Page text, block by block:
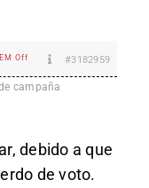
EM Off #3182959
campaña
debido a que
de voto.